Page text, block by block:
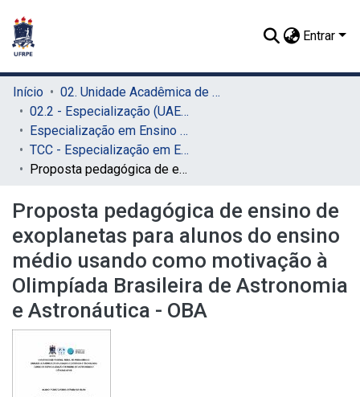
Entrar
Início
02. Unidade Acadêmica de Educação a Distância e Tecnologia (UAEADTec)
02.2 - Especialização (UAEADTec)
Especialização em Ensino de Astronomia (UAEADTec)
TCC - Especialização em Ensino de Astronomia (UAEADTec)
Proposta pedagógica de ensino de exoplanetas para alunos do ensino médio usando como motivação à Olimpíada Brasileira de Astronomia e Astronáutica - OBA
Proposta pedagógica de ensino de
exoplanetas para alunos do ensino
médio usando como motivação à
Olimpíada Brasileira de Astronomia
e Astronáutica - OBA